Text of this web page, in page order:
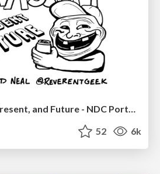
JavaScript: Past, Present, and Future - NDC Porto 2020
52 6k